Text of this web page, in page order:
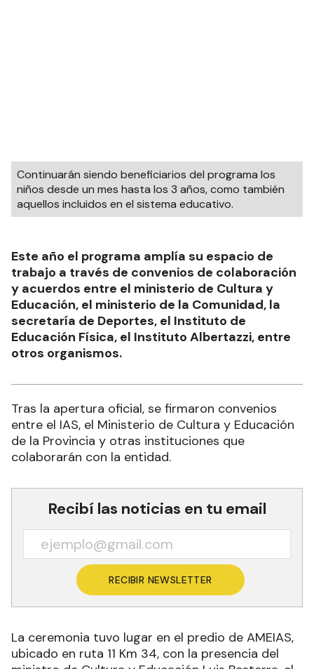
Continuarán siendo beneficiarios del programa los
niños desde un mes hasta los 3 años, como también
Este año el programa amplía su espacio de
trabajo a través de convenios de colaboración
y acuerdos entre el ministerio de Cultura y
Educación, el ministerio de la Comunidad, la
secretaría de Deportes, el Instituto de
otros organismos.
Tras la apertura oficial, se firmaron convenios
entre el IAS, el Ministerio de Cultura y Educación
colaborarán con la entidad.
Recibí las noticias en tu email
RECIBIR NEWSLETTER